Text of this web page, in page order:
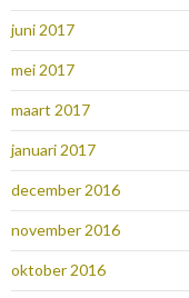
juni 2017
mei 2017
maart 2017
januari 2017
december 2016
november 2016
oktober 2016